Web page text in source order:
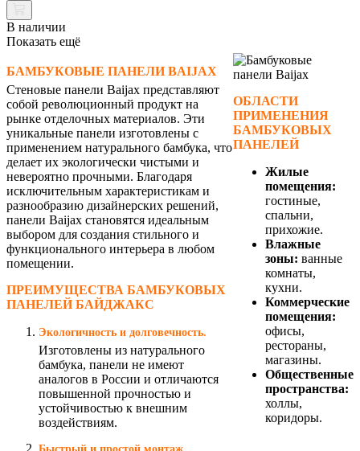
В наличии
Показать ещё
БАМБУКОВЫЕ ПАНЕЛИ BAIJAX
Стеновые панели Baijax представляют
собой революционный продукт на
рынке отделочных материалов. Эти
уникальные панели изготовлены с
применением натурального бамбука, что
делает их экологически чистыми и
невероятно прочными. Благодаря
исключительным характеристикам и
разнообразию дизайнерских решений,
панели Baijax становятся идеальным
выбором для создания стильного и
функционального интерьера в любом
помещении.
ПРЕИМУЩЕСТВА БАМБУКОВЫХ
ПАНЕЛЕЙ БАЙДЖАКС
Экологичность и долговечность.
Изготовлены из натурального
бамбука, панели не имеют
аналогов в России и отличаются
повышенной прочностью и
устойчивостью к внешним
воздействиям.
ОБЛАСТИ
ПРИМЕНЕНИЯ
БАМБУКОВЫХ
ПАНЕЛЕЙ
Жилые
помещения:
гостиные,
спальни,
прихожие.
Влажные
зоны: ванные
комнаты,
кухни.
Коммерческие
помещения:
офисы,
рестораны,
магазины.
Общественные
пространства:
холлы,
коридоры.